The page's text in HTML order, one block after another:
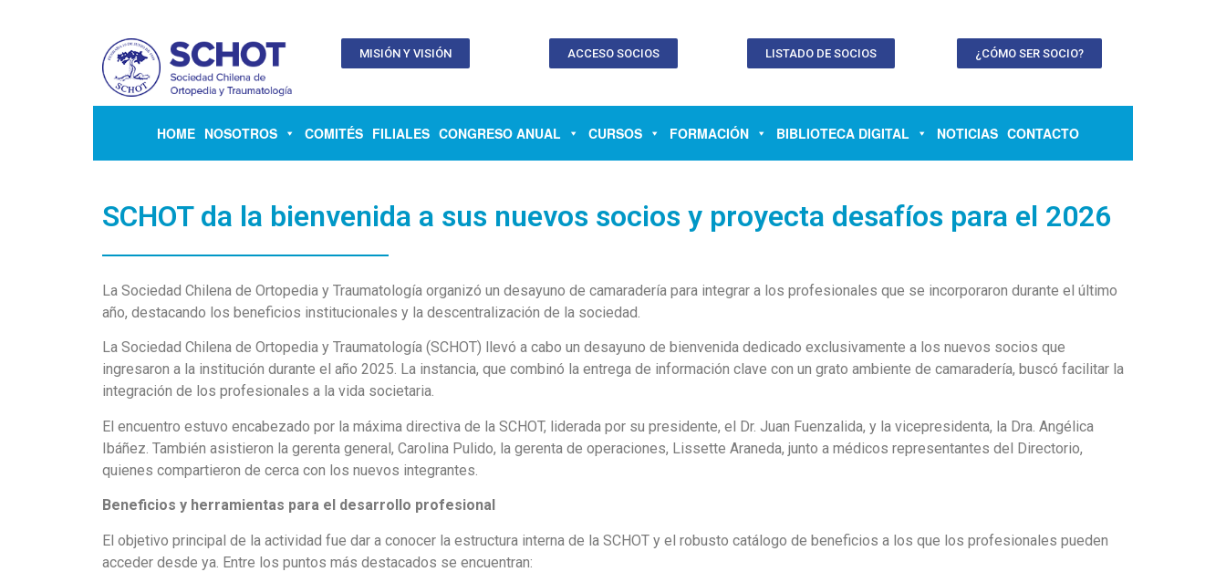
MISIÓN Y VISIÓN ACCESO SOCIOS LISTADO DE SOCIOS ¿CÓMO SER SOCIO?
HOME NOSOTROS COMITÉS FILIALES CONGRESO ANUAL CURSOS FORMACIÓN BIBLIOTECA DIGITAL NOTICIAS CONTACTO
SCHOT da la bienvenida a sus nuevos socios y proyecta desafíos para el 2026
La Sociedad Chilena de Ortopedia y Traumatología organizó un desayuno de camaradería para integrar a los profesionales que se incorporaron durante el último
año, destacando los beneficios institucionales y la descentralización de la sociedad.
La Sociedad Chilena de Ortopedia y Traumatología (SCHOT) llevó a cabo un desayuno de bienvenida dedicado exclusivamente a los nuevos socios que
ingresaron a la institución durante el año 2025. La instancia, que combinó la entrega de información clave con un grato ambiente de camaradería, buscó facilitar la
integración de los profesionales a la vida societaria.
El encuentro estuvo encabezado por la máxima directiva de la SCHOT, liderada por su presidente, el Dr. Juan Fuenzalida, y la vicepresidenta, la Dra. Angélica
Ibáñez. También asistieron la gerenta general, Carolina Pulido, la gerenta de operaciones, Lissette Araneda, junto a médicos representantes del Directorio,
quienes compartieron de cerca con los nuevos integrantes.
Beneficios y herramientas para el desarrollo profesional
El objetivo principal de la actividad fue dar a conocer la estructura interna de la SCHOT y el robusto catálogo de beneficios a los que los profesionales pueden
acceder desde ya. Entre los puntos más destacados se encuentran: